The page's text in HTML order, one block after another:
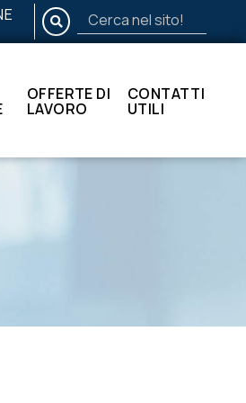
Cerca
OFFERTE DI
LAVORO
CONTATTI
UTILI